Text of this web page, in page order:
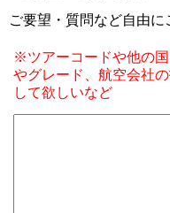
ご要望・質問など自由に
※ツアーコードや他の
やグレード、航空会社
して欲しいなど